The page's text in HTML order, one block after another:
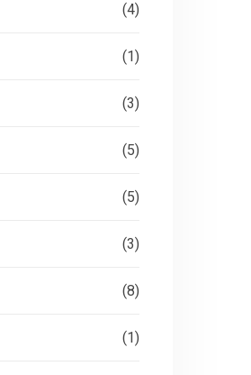
(4)
(1)
(3)
(5)
(5)
(3)
(8)
(1)